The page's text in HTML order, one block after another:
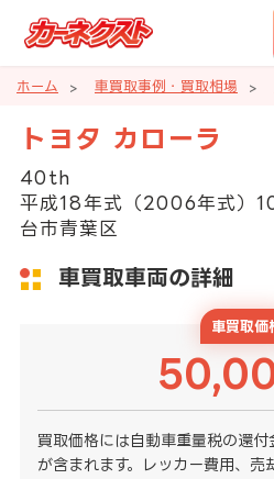
ホーム 車買取事例・買取相場
トヨタ カローラ
40th
平成18年式（2006年式）
台市青葉区
車買取車両の詳細
車買取価
買取価格には自動車重量税の還
が含まれます。レッカー費用、売